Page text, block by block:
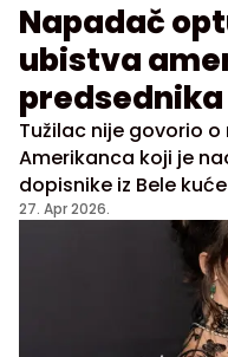
Napadač
ubistva
predsednika
Tužilac nije govorio
Amerikanca koji je
dopisnike iz Bele kuće
27. Apr 2026.